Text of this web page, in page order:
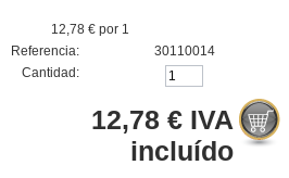
12,78 € por 1
Referencia:
30110014
Cantidad:
12,78 € IVA
incluído